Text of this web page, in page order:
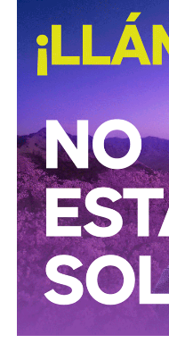
David Martínez es
Fantasma de Wall
inmenso en
donde ha servido
y en 2017, fue
más rico de dicho país.
documentado de tomar
dificultades financieras
textilera CYDSA en los
2009 y 2012, y con las
desde 2016.
Algo similar realizó en
del Centro Norte